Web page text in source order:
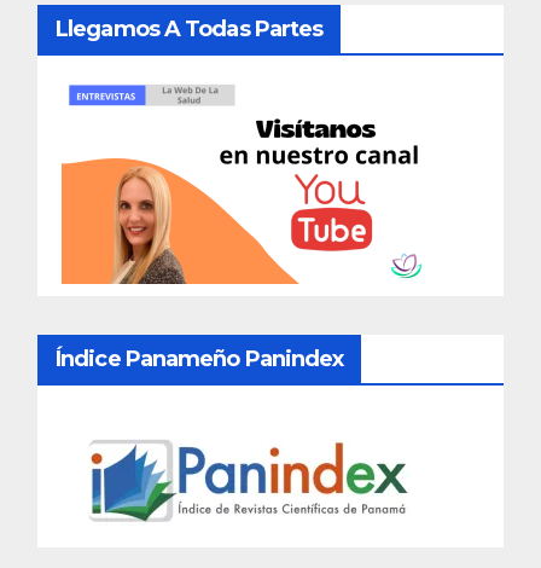
Llegamos A Todas Partes
Índice Panameño Panindex